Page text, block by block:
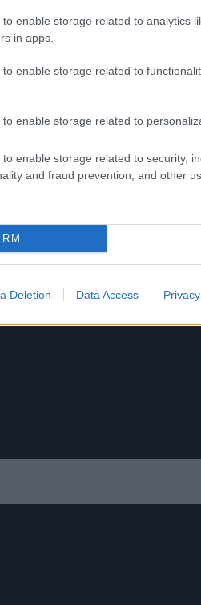
enable storage related to analytics
in apps.
enable storage related to
enable storage related to
enable storage related to security,
and fraud prevention, and other
Deletion Data Access